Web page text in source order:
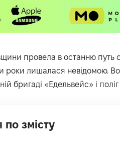
провела в останню путь
роки лишалася невідомою.
бригаді «Едельвейс» і
по змісту